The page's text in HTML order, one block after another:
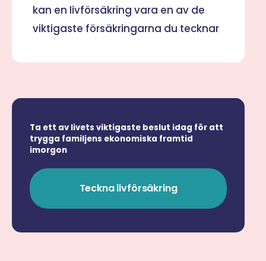
kan en livförsäkring vara en av de
viktigaste försäkringarna du tecknar
Ta ett av livets viktigaste beslut idag för att
trygga familjens ekonomiska framtid
imorgon
Teckna livförsäkring